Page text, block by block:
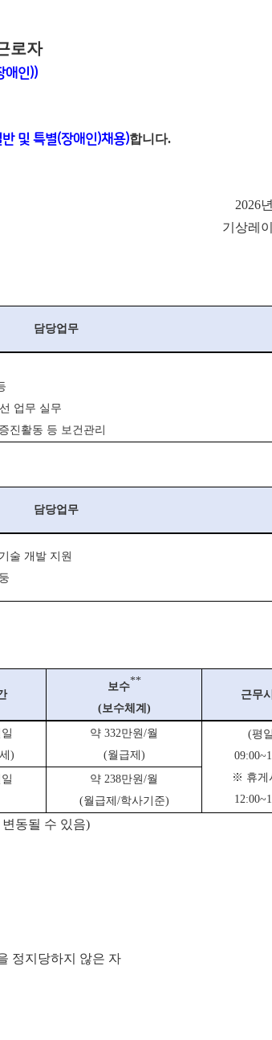
로자
애인))
반 및 특별(장애인)채용)합니다.
2026
기상레
담당업무
업무 실무
진활동 등 보건관리
담당업무
술 개발 지원
보수**
(보수체계 )
근무
)
약 332만원/월
(월급제)
(평
※ 휴게
약 238만원/월
(월급제/학사기준)
변동될 수 있음)
정지당하지 않은 자